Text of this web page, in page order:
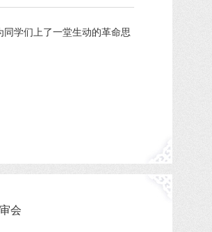
学们上了一堂生动的革命思
会